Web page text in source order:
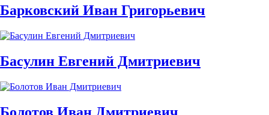
Барковский Иван Григорьевич
Басулин Евгений Дмитриевич